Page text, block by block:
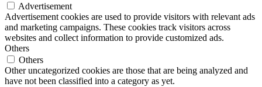
Advertisement
Advertisement cookies are used to provide visitors with relevant ads
and marketing campaigns. These cookies track visitors across
websites and collect information to provide customized ads.
Others
Others
Other uncategorized cookies are those that are being analyzed and
have not been classified into a category as yet.